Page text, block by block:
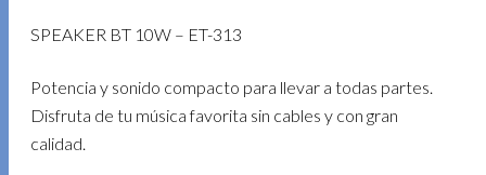
SPEAKER BT 10W – ET-313
Potencia y sonido compacto para llevar a todas partes.
Disfruta de tu música favorita sin cables y con gran
calidad.